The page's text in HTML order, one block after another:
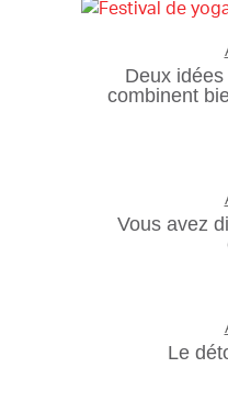
Deux
combinent
Vous avez
Le